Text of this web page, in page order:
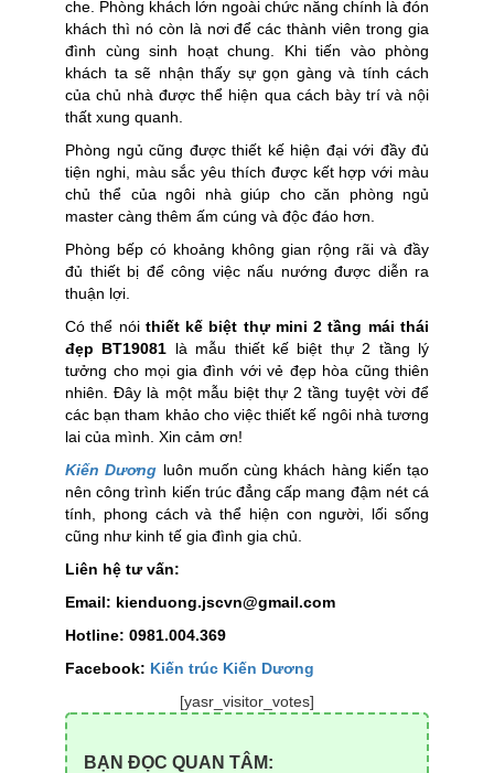
che. Phòng khách lớn ngoài chức năng chính là đón
khách thì nó còn là nơi để các thành viên trong gia
đình cùng sinh hoạt chung. Khi tiến vào phòng
khách ta sẽ nhận thấy sự gọn gàng và tính cách
của chủ nhà được thể hiện qua cách bày trí và nội
thất xung quanh.
Phòng ngủ cũng được thiết kế hiện đại với đầy đủ
tiện nghi, màu sắc yêu thích được kết hợp với màu
chủ thể của ngôi nhà giúp cho căn phòng ngủ
master càng thêm ấm cúng và độc đáo hơn.
Phòng bếp có khoảng không gian rộng rãi và đầy
đủ thiết bị để công việc nấu nướng được diễn ra
thuận lợi.
Có thể nói thiết kế biệt thự mini 2 tầng mái thái
đẹp BT19081 là mẫu thiết kế biệt thự 2 tầng lý
tưởng cho mọi gia đình với vẻ đẹp hòa cũng thiên
nhiên. Đây là một mẫu biệt thự 2 tầng tuyệt vời để
các bạn tham khảo cho việc thiết kế ngôi nhà tương
lai của mình. Xin cảm ơn!
Kiến Dương luôn muốn cùng khách hàng kiến tạo
nên công trình kiến trúc đẳng cấp mang đậm nét cá
tính, phong cách và thể hiện con người, lối sống
cũng như kinh tế gia đình gia chủ.
Liên hệ tư vấn:
Email: kienduong.jscvn@gmail.com
Hotline: 0981.004.369
Facebook: Kiến trúc Kiến Dương
[yasr_visitor_votes]
BẠN ĐỌC QUAN TÂM: